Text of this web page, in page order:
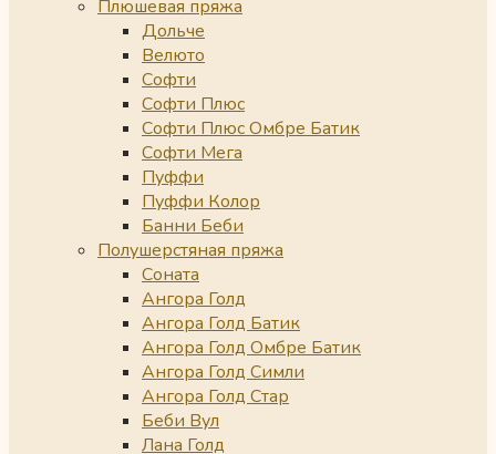
Плюшевая пряжа
Дольче
Велюто
Софти
Софти Плюс
Софти Плюс Омбре Батик
Софти Мега
Пуффи
Пуффи Колор
Банни Беби
Полушерстяная пряжа
Соната
Ангора Голд
Ангора Голд Батик
Ангора Голд Омбре Батик
Ангора Голд Симли
Ангора Голд Стар
Беби Вул
Лана Голд